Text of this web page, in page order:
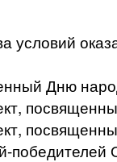
условий
Дню
победителей